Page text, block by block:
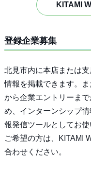
KITAMI
登録企業募集
北見市内に本店または
情報を掲載できます。
から企業エントリーま
め、インターンシップ
報発信ツールとしてお使
ご希望の方は、KITAMI
合わせください。